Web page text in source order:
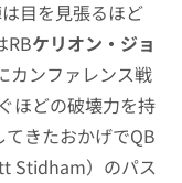
目を見張るほど
RBケリオン・ジョ
カンファレンス戦
ほどの破壊力を持
きたおかげでQB
Stidham）のパス